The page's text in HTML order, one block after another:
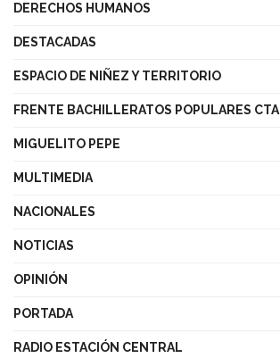
DERECHOS HUMANOS
DESTACADAS
ESPACIO DE NIÑEZ Y TERRITORIO
FRENTE BACHILLERATOS POPULARES CTA
MIGUELITO PEPE
MULTIMEDIA
NACIONALES
NOTICIAS
OPINIÓN
PORTADA
RADIO ESTACIÓN CENTRAL